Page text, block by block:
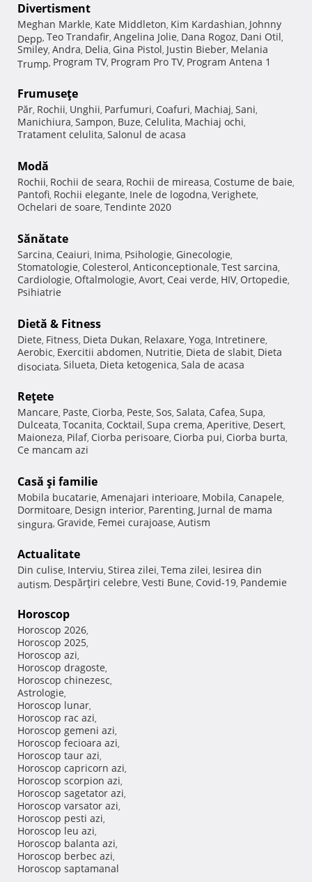
Divertisment
Meghan Markle, Kate Middleton, Kim Kardashian, Johnny
Depp, Teo Trandafir, Angelina Jolie, Dana Rogoz, Dani Otil,
Smiley, Andra, Delia, Gina Pistol, Justin Bieber, Melania
Trump, Program TV, Program Pro TV, Program Antena 1
Frumuseţe
Păr, Rochii, Unghii, Parfumuri, Coafuri, Machiaj, Sani,
Manichiura, Sampon, Buze, Celulita, Machiaj ochi,
Tratament celulita, Salonul de acasa
Modă
Rochii, Rochii de seara, Rochii de mireasa, Costume de baie,
Pantofi, Rochii elegante, Inele de logodna, Verighete,
Ochelari de soare, Tendinte 2020
Sănătate
Sarcina, Ceaiuri, Inima, Psihologie, Ginecologie,
Stomatologie, Colesterol, Anticonceptionale, Test sarcina,
Cardiologie, Oftalmologie, Avort, Ceai verde, HIV, Ortopedie,
Psihiatrie
Dietă & Fitness
Diete, Fitness, Dieta Dukan, Relaxare, Yoga, Intretinere,
Aerobic, Exercitii abdomen, Nutritie, Dieta de slabit, Dieta
disociata, Silueta, Dieta ketogenica, Sala de acasa
Reţete
Mancare, Paste, Ciorba, Peste, Sos, Salata, Cafea, Supa,
Dulceata, Tocanita, Cocktail, Supa crema, Aperitive, Desert,
Maioneza, Pilaf, Ciorba perisoare, Ciorba pui, Ciorba burta,
Ce mancam azi
Casă şi familie
Mobila bucatarie, Amenajari interioare, Mobila, Canapele,
Dormitoare, Design interior, Parenting, Jurnal de mama
singura, Gravide, Femei curajoase, Autism
Actualitate
Din culise, Interviu, Stirea zilei, Tema zilei, Iesirea din
autism, Despărţiri celebre, Vesti Bune, Covid-19, Pandemie
Horoscop
Horoscop 2026,
Horoscop 2025,
Horoscop azi,
Horoscop dragoste,
Horoscop chinezesc,
Astrologie,
Horoscop lunar,
Horoscop rac azi,
Horoscop gemeni azi,
Horoscop fecioara azi,
Horoscop taur azi,
Horoscop capricorn azi,
Horoscop scorpion azi,
Horoscop sagetator azi,
Horoscop varsator azi,
Horoscop pesti azi,
Horoscop leu azi,
Horoscop balanta azi,
Horoscop berbec azi,
Horoscop saptamanal